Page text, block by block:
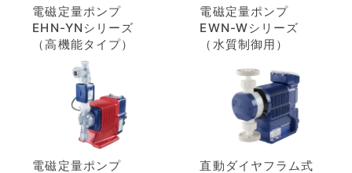
電磁定量ポンプ
EHN-YNシリーズ
（高機能タイプ）
電磁定量ポンプ
EWN-Wシリーズ
（水質制御用）
電磁定量ポンプ
直動ダイヤフラム式